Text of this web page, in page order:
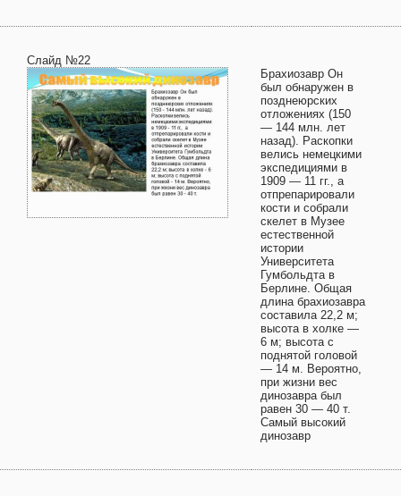
Слайд №22
Брахиозавр Он
был обнаружен в
позднеюрских
отложениях (150
— 144 млн. лет
назад). Раскопки
велись немецкими
экспедициями в
1909 — 11 гг., а
отпрепарировали
кости и собрали
скелет в Музее
естественной
истории
Университета
Гумбольдта в
Берлине. Общая
длина брахиозавра
составила 22,2 м;
высота в холке —
6 м; высота с
поднятой головой
— 14 м. Вероятно,
при жизни вес
динозавра был
равен 30 — 40 т.
Самый высокий
динозавр